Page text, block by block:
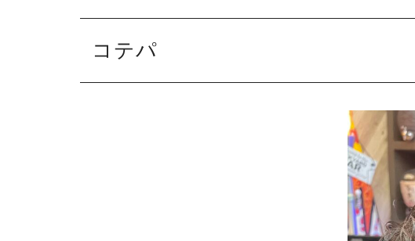
コテパ